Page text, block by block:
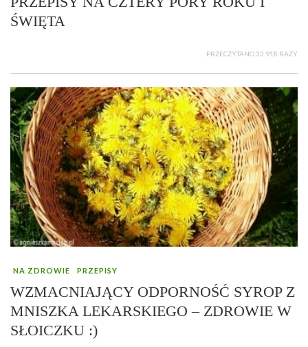
ŚWIĘTA
PRZECZYTANO 33 918 RAZY
NA ZDROWIE PRZEPISY
WZMACNIAJĄCY ODPORNOŚĆ SYROP Z
MNISZKA LEKARSKIEGO – ZDROWIE W
SŁOICZKU :)